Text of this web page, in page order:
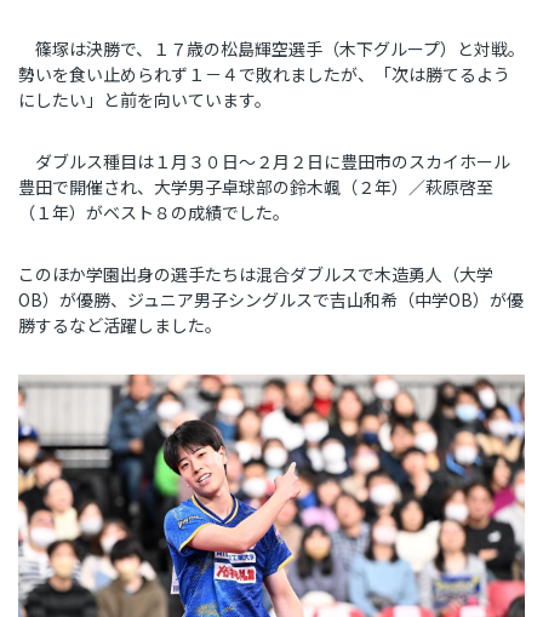
篠塚は決勝で、１７歳の松島輝空選手（木下グループ）と対戦。
勢いを食い止められず１－４で敗れましたが、「次は勝てるよう
にしたい」と前を向いています。
ダブルス種目は１月３０日～２月２日に豊田市のスカイホール
豊田で開催され、大学男子卓球部の鈴木颯（２年）／萩原啓至
（１年）がベスト８の成績でした。
このほか学園出身の選手たちは混合ダブルスで木造勇人（大学
OB）が優勝、ジュニア男子シングルスで吉山和希（中学OB）が優
勝するなど活躍しました。